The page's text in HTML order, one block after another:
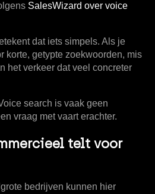
SalesWizard over voice
dat iets simpels. Als je
korte, getypte zoekwoorden, mis
het verkeer dat veel concreter
search is vaak geen
vraag met vaart erachter.
telt voor
bedrijven kunnen hier